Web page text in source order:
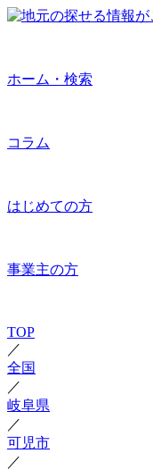
ホーム・検索
コラム
はじめての方
事業主の方
TOP
／
全国
／
岐阜県
／
可児市
／